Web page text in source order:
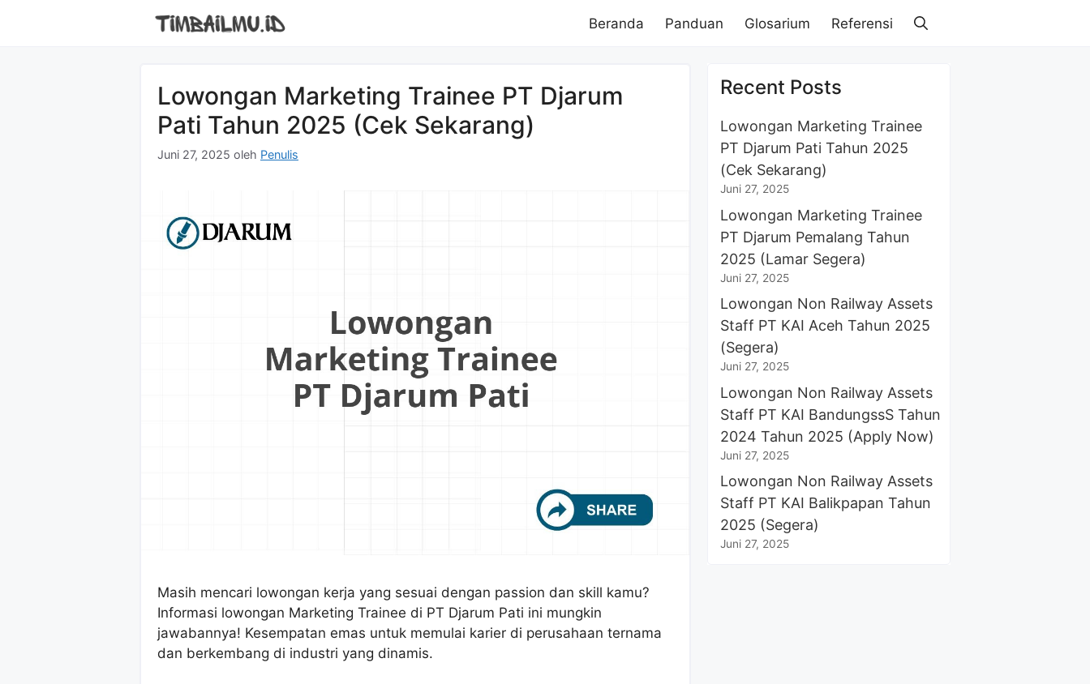
Beranda Panduan Glosarium Referensi
Lowongan Marketing Trainee PT Djarum
Pati Tahun 2025 (Cek Sekarang)
Juni 27, 2025 oleh Penulis
Masih mencari lowongan kerja yang sesuai dengan passion dan skill kamu?
Informasi lowongan Marketing Trainee di PT Djarum Pati ini mungkin
jawabannya! Kesempatan emas untuk memulai karier di perusahaan ternama
dan berkembang di industri yang dinamis.
Recent Posts
Lowongan Marketing Trainee
PT Djarum Pati Tahun 2025
(Cek Sekarang)
Juni 27, 2025
Lowongan Marketing Trainee
PT Djarum Pemalang Tahun
2025 (Lamar Segera)
Juni 27, 2025
Lowongan Non Railway Assets
Staff PT KAI Aceh Tahun 2025
(Segera)
Juni 27, 2025
Lowongan Non Railway Assets
Staff PT KAI BandungssS Tahun
2024 Tahun 2025 (Apply Now)
Juni 27, 2025
Lowongan Non Railway Assets
Staff PT KAI Balikpapan Tahun
2025 (Segera)
Juni 27, 2025